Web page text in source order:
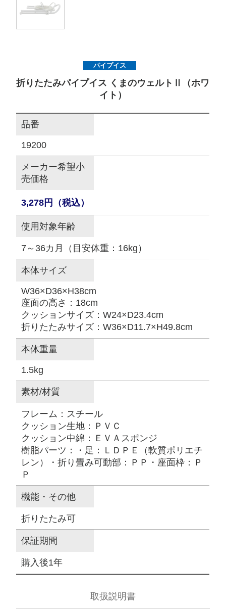
オフィシャルInstagram
パイプイス
折りたたみパイプイス くまのウェルトⅡ（ホワ
イト）
品番
19200
メーカー希望小
売価格
3,278円（税込）
使用対象年齢
7～36カ月（目安体重：16kg）
本体サイズ
W36×D36×H38cm
座面の高さ：18cm
クッションサイズ：W24×D23.4cm
折りたたみサイズ：W36×D11.7×H49.8cm
本体重量
1.5kg
素材/材質
フレーム：スチール
クッション生地：ＰＶＣ
クッション中綿：ＥＶＡスポンジ
樹脂パーツ：・足：ＬＤＰＥ（軟質ポリエチ
レン）・折り畳み可動部：ＰＰ・座面枠：Ｐ
Ｐ
機能・その他
折りたたみ可
保証期間
購入後1年
取扱説明書